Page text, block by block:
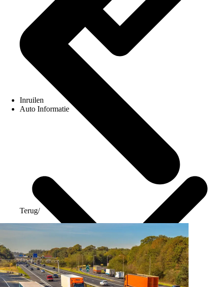
Inruilen
Auto Informatie
Terug/